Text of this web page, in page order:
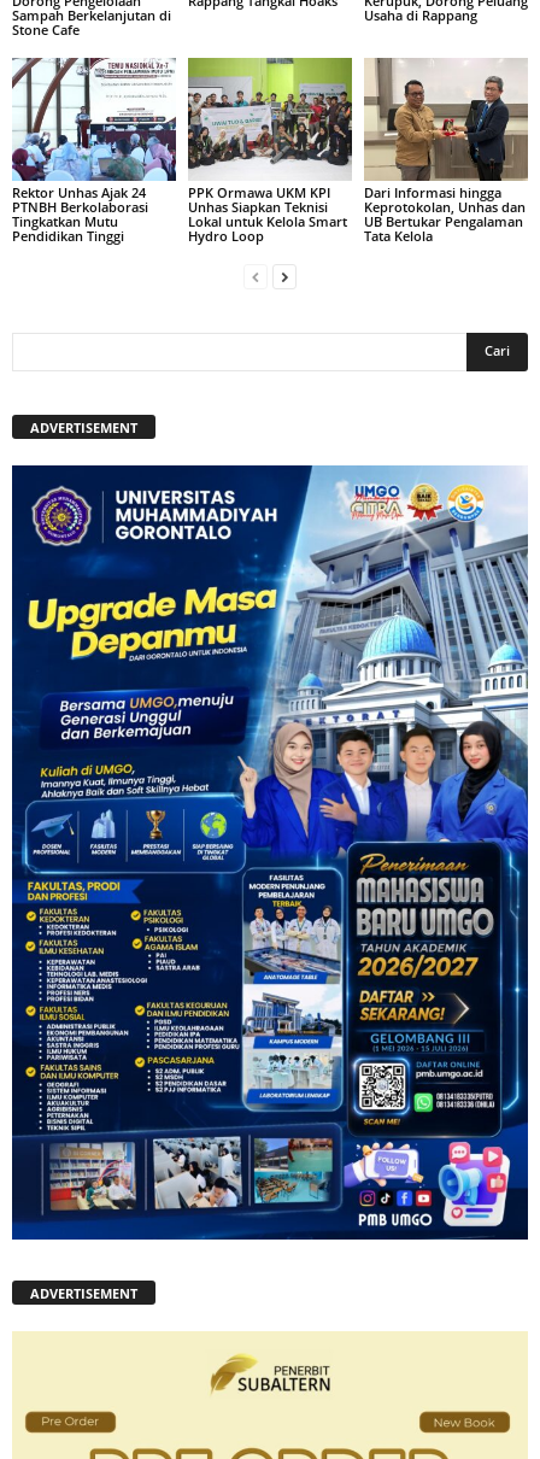
Sampah Berkelanjutan di
Stone Cafe
Usaha di Rappang
Rektor Unhas Ajak 24
PTNBH Berkolaborasi
Tingkatkan Mutu
Pendidikan Tinggi
PPK Ormawa UKM KPI
Unhas Siapkan Teknisi
Lokal untuk Kelola Smart
Hydro Loop
Dari Informasi hingga
Keprotokolan, Unhas dan
UB Bertukar Pengalaman
Tata Kelola
ADVERTISEMENT
ADVERTISEMENT